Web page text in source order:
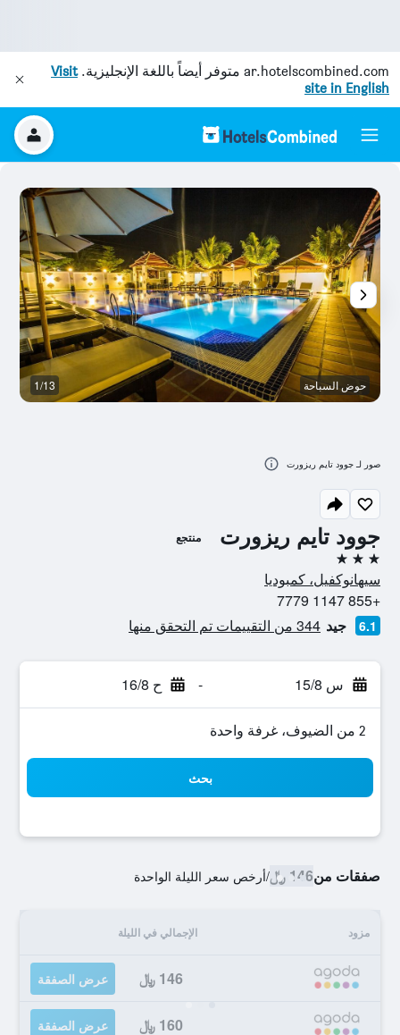
ar.hotelscombined.com متوفر أيضاً باللغة الإنجليزية.Visit
site in English
جوود تايم ريزورت منتجع
3 نجوم
سيهانوكفيل، كمبوديا
+855 1147 7779
6.1 جيد 344 من التقييمات تم التحقق منها
س 15/8 - ح 16/8
2 من الضيوف، غرفة واحدة
بحث
صفقات من146 ﷼ /أرخص سعر الليلة الواحدة
مزود الإجمالي في الليلة
146 ﷼ عرض الصفقة
160 ﷼ عرض الصفقة
حوض السباحة 1/13
صور لـ جوود تايم ريزورت